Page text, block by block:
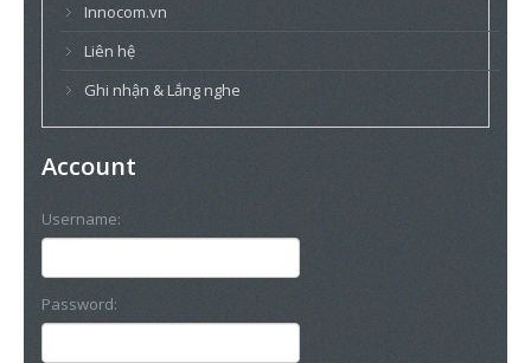
Innocom.vn
Liên hệ
Ghi nhận & Lắng nghe
Account
Username:
Password: